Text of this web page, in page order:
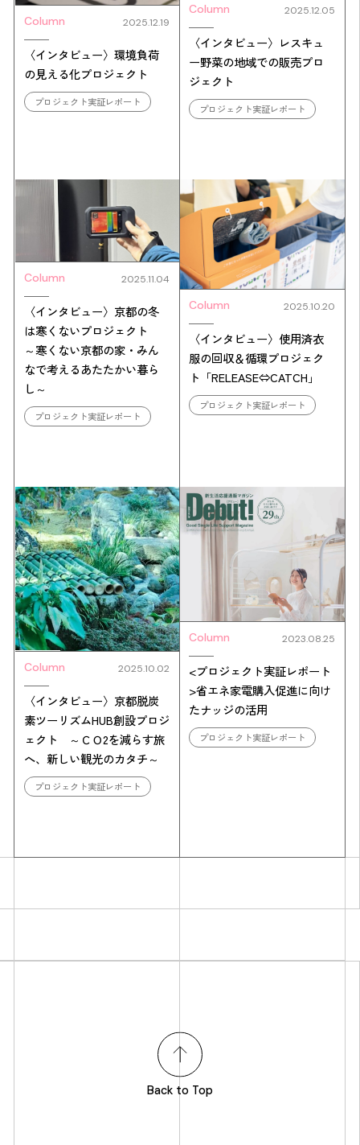
Column 2025.12.19
〈インタビュー〉環境負荷
の見える化プロジェクト
プロジェクト実証レポート
Column 2025.12.05
〈インタビュー〉レスキュ
ー野菜の地域での販売プロ
ジェクト
プロジェクト実証レポート
Column 2025.11.04
〈インタビュー〉京都の冬
は寒くないプロジェクト
～寒くない京都の家・みん
なで考えるあたたかい暮ら
し～
プロジェクト実証レポート
Column 2025.10.20
〈インタビュー〉使用済衣
服の回収＆循環プロジェク
ト「RELEASE⇔CATCH」
プロジェクト実証レポート
Column 2025.10.02
〈インタビュー〉京都脱炭
素ツーリズムHUB創設プロジ
ェクト ～ＣＯ2を減らす旅
へ、新しい観光のカタチ～
プロジェクト実証レポート
Column 2023.08.25
<プロジェクト実証レポート
>省エネ家電購入促進に向け
たナッジの活用
プロジェクト実証レポート
Back to Top